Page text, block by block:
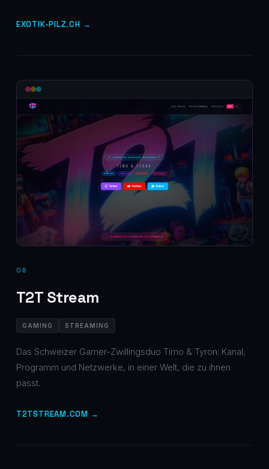
EXOTIK-PILZ.CH →
06
T2T Stream
GAMING STREAMING
Das Schweizer Gamer-Zwillingsduo Timo & Tyron: Kanal,
Programm und Netzwerke, in einer Welt, die zu ihnen
passt.
T2TSTREAM.COM →